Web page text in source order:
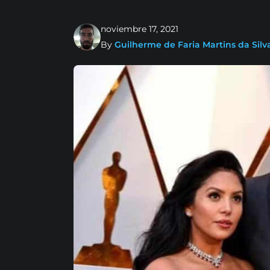
noviembre 17, 2021
By Guilherme de Faria Martins da